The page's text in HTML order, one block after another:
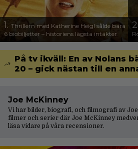
1. Thrillern med Katherine Heigl sålde bara
6 biobiljetter – historiens lägsta intäkter
2.
På tv ikväll: En av Nolans
20 – gick nästan till en
Joe McKinney
Vi har bilder, biografi, och filmografi av
filmer och serier där Joe McKinney
läsa vidare på våra recensioner.